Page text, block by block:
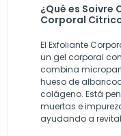
¿Qué es Soivre
Corporal
El Exfoliante
un gel corporal
combina
hueso de
colágeno. Está
muertas e
ayudando a